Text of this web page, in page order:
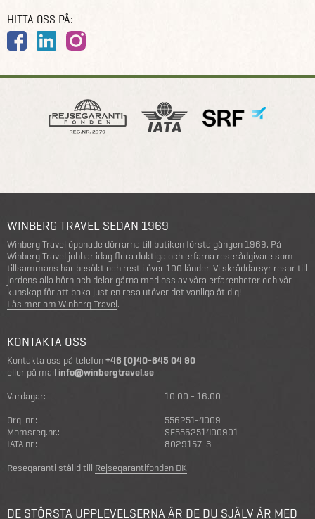
HITTA OSS PÅ:
WINBERG TRAVEL SEDAN 1969
Winberg Travel öppnade dörrarna till butiken första gången 1969. På
Winberg Travel jobbar idag flera duktiga och erfarna reserådgivare som
tillsammans har besökt och rest i över 100 länder. Vi skräddarsyr resor till
jordens alla hörn och delar gärna med oss av våra erfarenheter och vår
kunskap för att boka just en resa utöver det vanliga åt dig!
Läs mer om Winberg Travel.
KONTAKTA OSS
Kontakta oss på telefon+46 (0)40-645 04 90
eller på mail info@winbergtravel.se
Vardagar:
10.00 - 16.00
Org. nr.:
556251-4009
Momsreg.nr.:
SE556251400901
IATA nr.:
8029157-3
Resegaranti ställd till Rejsegarantifonden DK
DE STÖRSTA UPPLEVELSERNA ÄR DE DU SJÄLV ÄR MED